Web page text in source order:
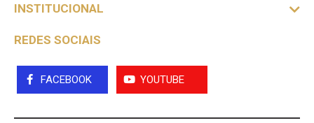
INSTITUCIONAL
REDES SOCIAIS
FACEBOOK YOUTUBE